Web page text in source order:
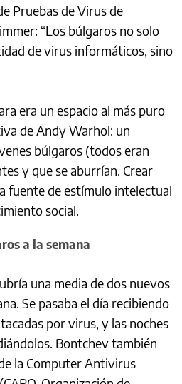
Pruebas de Virus de
“Los búlgaros no solo
de virus informáticos, sino
era un espacio al más puro
de Andy Warhol: un
búlgaros (todos eran
y que se aburrían. Crear
fuente de estímulo intelectual
social.
a la semana
una media de dos nuevos
Se pasaba el día recibiendo
por virus, y las noches
Bontchev también
la Computer Antivirus